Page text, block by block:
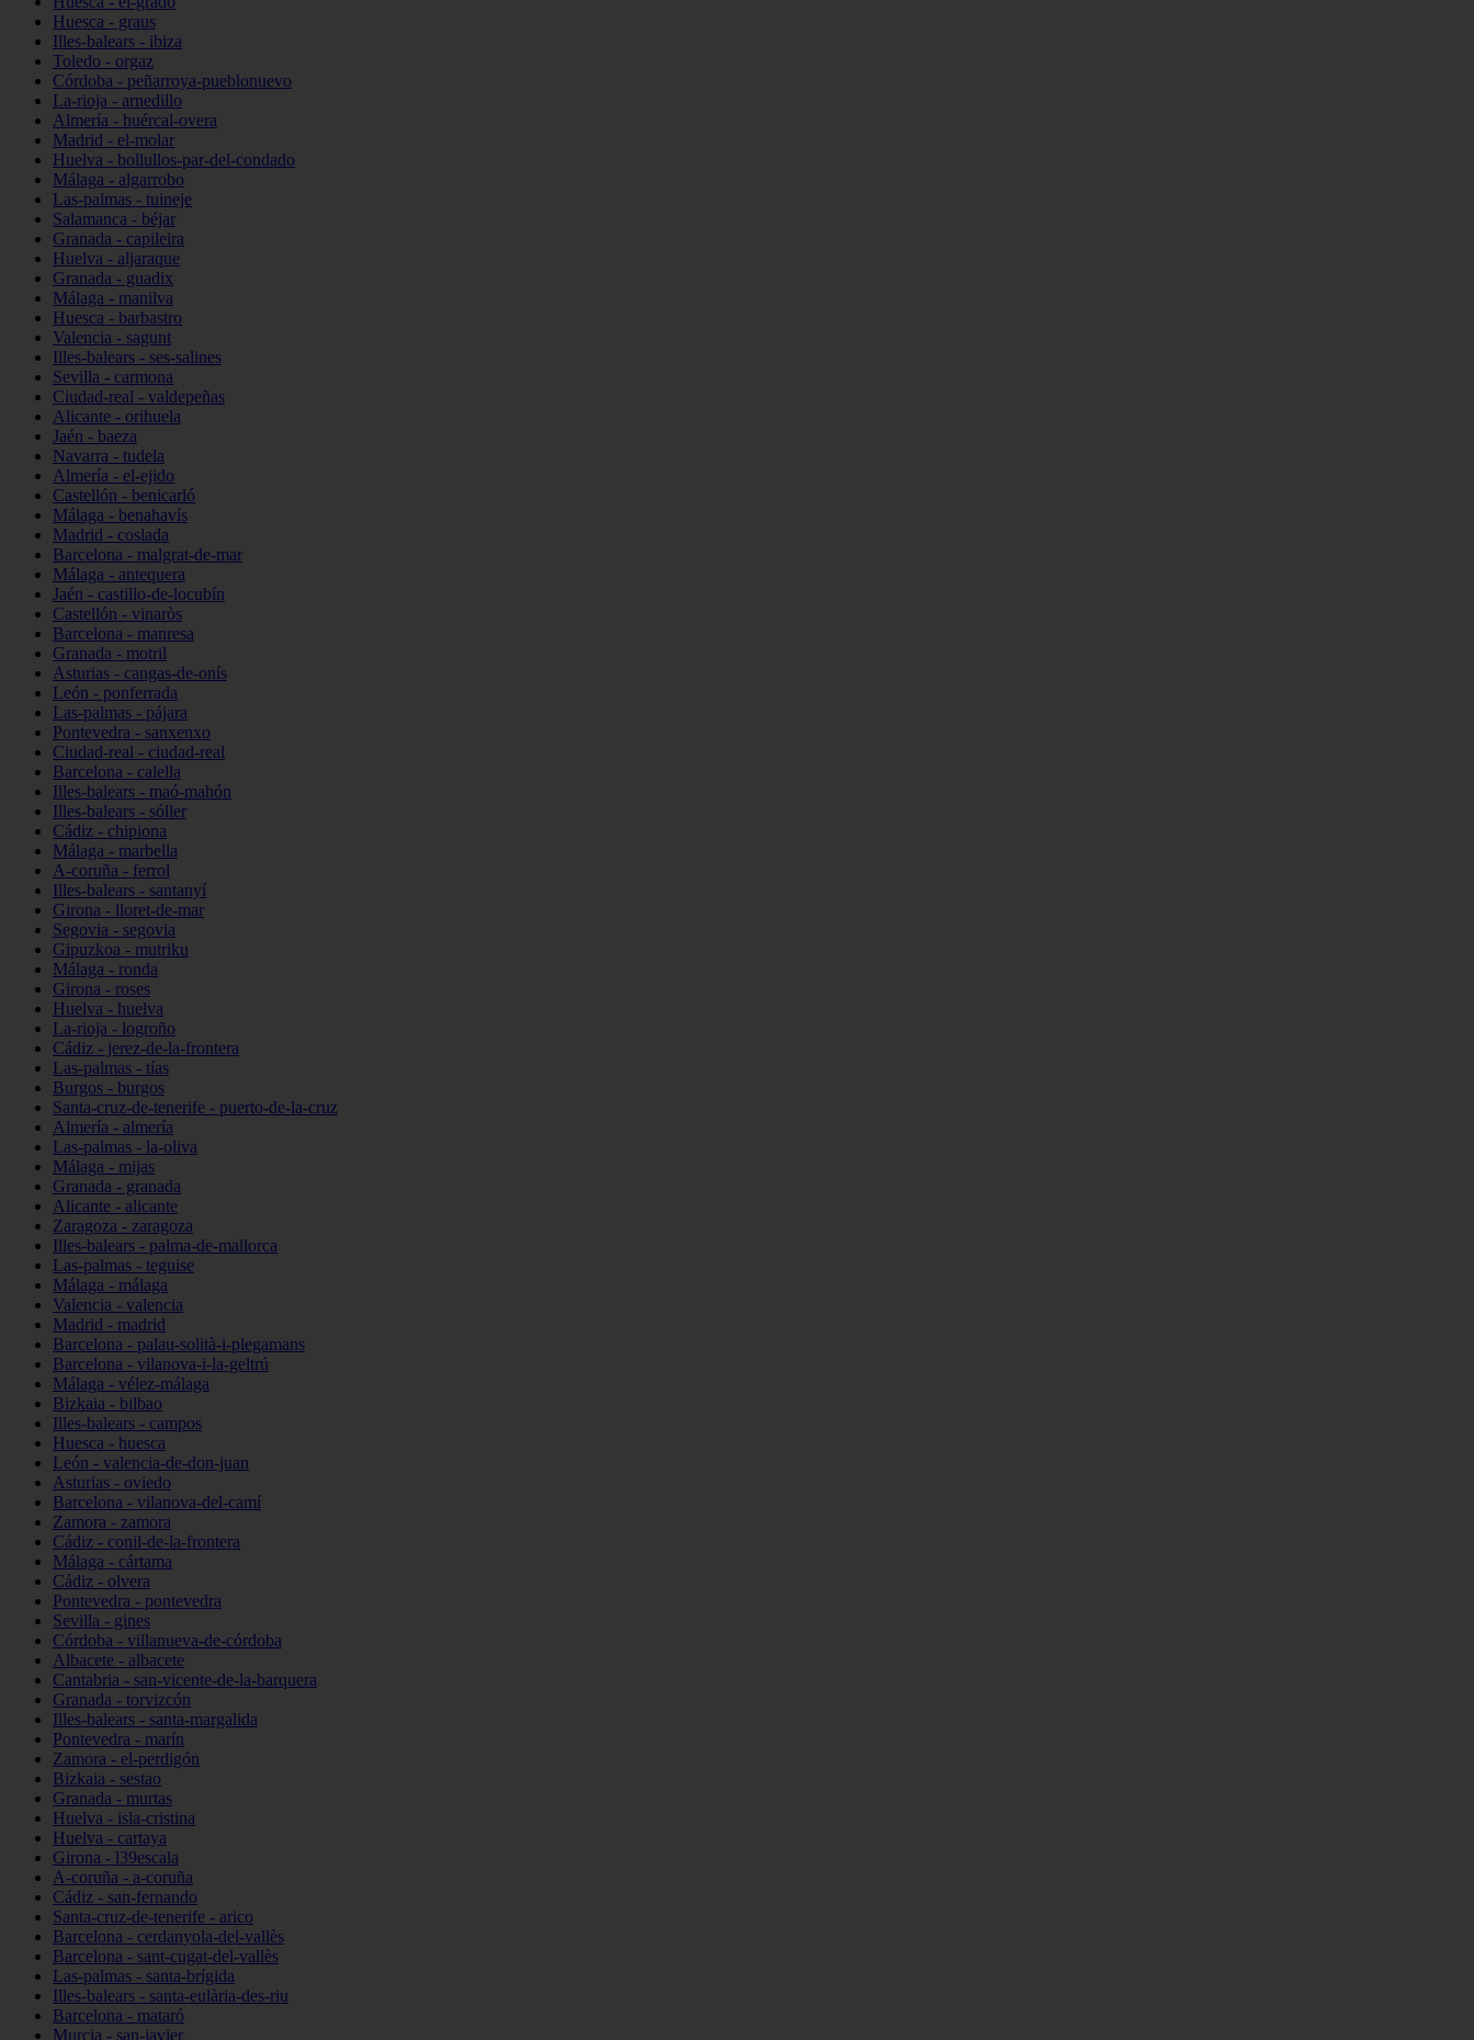
Huesca - graus
Illes-balears - ibiza
Toledo - orgaz
Córdoba - peñarroya-pueblonuevo
La-rioja - arnedillo
Almería - huércal-overa
Madrid - el-molar
Huelva - bollullos-par-del-condado
Málaga - algarrobo
Las-palmas - tuineje
Salamanca - béjar
Granada - capileira
Huelva - aljaraque
Granada - guadix
Málaga - manilva
Huesca - barbastro
Valencia - sagunt
Illes-balears - ses-salines
Sevilla - carmona
Ciudad-real - valdepeñas
Alicante - orihuela
Jaén - baeza
Navarra - tudela
Almería - el-ejido
Castellón - benicarló
Málaga - benahavís
Madrid - coslada
Barcelona - malgrat-de-mar
Málaga - antequera
Jaén - castillo-de-locubín
Castellón - vinaròs
Barcelona - manresa
Granada - motril
Asturias - cangas-de-onís
León - ponferrada
Las-palmas - pájara
Pontevedra - sanxenxo
Ciudad-real - ciudad-real
Barcelona - calella
Illes-balears - maó-mahón
Illes-balears - sóller
Cádiz - chipiona
Málaga - marbella
A-coruña - ferrol
Illes-balears - santanyí
Girona - lloret-de-mar
Segovia - segovia
Gipuzkoa - mutriku
Málaga - ronda
Girona - roses
Huelva - huelva
La-rioja - logroño
Cádiz - jerez-de-la-frontera
Las-palmas - tías
Burgos - burgos
Santa-cruz-de-tenerife - puerto-de-la-cruz
Almería - almería
Las-palmas - la-oliva
Málaga - mijas
Granada - granada
Alicante - alicante
Zaragoza - zaragoza
Illes-balears - palma-de-mallorca
Las-palmas - teguise
Málaga - málaga
Valencia - valencia
Madrid - madrid
Barcelona - palau-solità-i-plegamans
Barcelona - vilanova-i-la-geltrú
Málaga - vélez-málaga
Bizkaia - bilbao
Illes-balears - campos
Huesca - huesca
León - valencia-de-don-juan
Asturias - oviedo
Barcelona - vilanova-del-camí
Zamora - zamora
Cádiz - conil-de-la-frontera
Málaga - cártama
Cádiz - olvera
Pontevedra - pontevedra
Sevilla - gines
Córdoba - villanueva-de-córdoba
Albacete - albacete
Cantabria - san-vicente-de-la-barquera
Granada - torvizcón
Illes-balears - santa-margalida
Pontevedra - marín
Zamora - el-perdigón
Bizkaia - sestao
Granada - murtas
Huelva - isla-cristina
Huelva - cartaya
Girona - l39escala
A-coruña - a-coruña
Cádiz - san-fernando
Santa-cruz-de-tenerife - arico
Barcelona - cerdanyola-del-vallès
Barcelona - sant-cugat-del-vallès
Las-palmas - santa-brígida
Illes-balears - santa-eulària-des-riu
Barcelona - mataró
Murcia - san-javier